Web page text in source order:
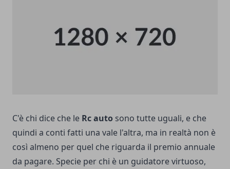
C'è chi dice che le Rc auto sono tutte uguali, e che
quindi a conti fatti una vale l'altra, ma in realtà non è
così almeno per quel che riguarda il premio annuale
da pagare. Specie per chi è un guidatore virtuoso,